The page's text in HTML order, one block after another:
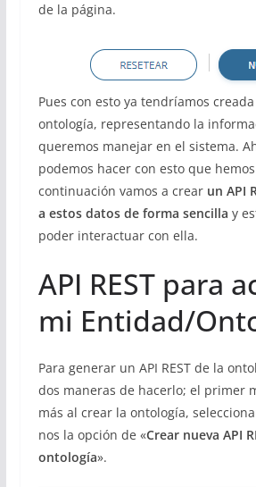
de la página.
Pues con esto ya tendríamos
ontología, representando la
queremos manejar en el sistema.
podemos hacer con esto que
continuación vamos a crear un API
a estos datos de forma sencilla y
poder interactuar con ella.
API REST para
mi Entidad/
Para generar un API REST de la
dos maneras de hacerlo; el primer
más al crear la ontología,
nos la opción de «Crear nueva API
ontología».